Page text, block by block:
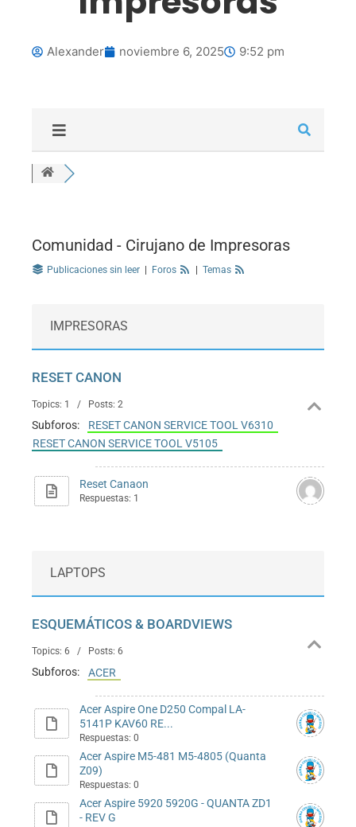
Alexander noviembre 6, 2025 9:52 pm
Comunidad - Cirujano de Impresoras
Publicaciones sin leer | Foros | Temas
IMPRESORAS
RESET CANON
Topics: 1 / Posts: 2
Subforos:
RESET CANON SERVICE TOOL V6310
RESET CANON SERVICE TOOL V5105
Reset Canaon
Respuestas: 1
LAPTOPS
ESQUEMÁTICOS & BOARDVIEWS
Topics: 6 / Posts: 6
Subforos: ACER
Acer Aspire One D250 Compal LA-
5141P KAV60 RE...
Respuestas: 0
Acer Aspire M5-481 M5-4805 (Quanta
Z09)
Respuestas: 0
Acer Aspire 5920 5920G - QUANTA ZD1
- REV G